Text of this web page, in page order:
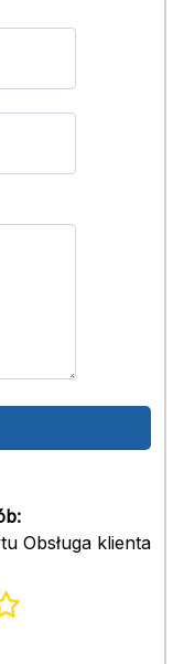
Obsługa klienta